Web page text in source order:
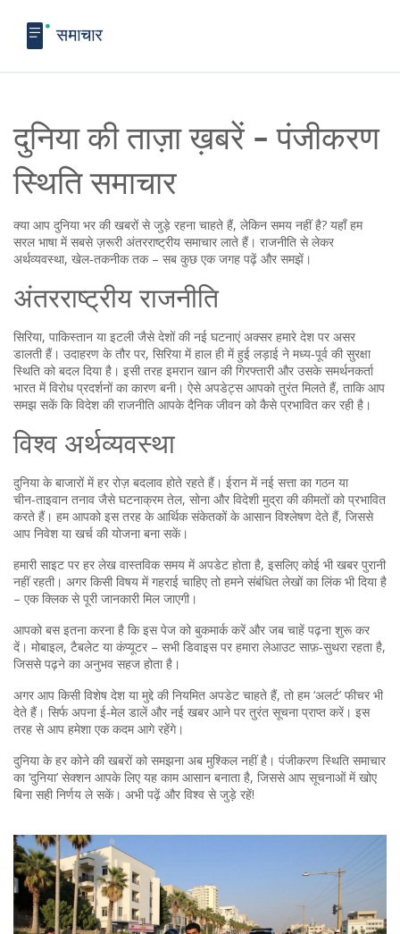
दुनिया की ताज़ा ख़बरें - पंजीकरण
स्थिति समाचार
क्या आप दुनिया भर की खबरों से जुड़े रहना चाहते हैं, लेकिन समय नहीं है? यहाँ हम
सरल भाषा में सबसे ज़रूरी अंतरराष्ट्रीय समाचार लाते हैं। राजनीति से लेकर
अर्थव्यवस्था, खेल‑तकनीक तक – सब कुछ एक जगह पढ़ें और समझें।
अंतरराष्ट्रीय राजनीति
सिरिया, पाकिस्तान या इटली जैसे देशों की नई घटनाएं अक्सर हमारे देश पर असर
डालती हैं। उदाहरण के तौर पर, सिरिया में हाल ही में हुई लड़ाई ने मध्य‑पूर्व की सुरक्षा
स्थिति को बदल दिया है। इसी तरह इमरान खान की गिरफ्तारी और उसके समर्थनकर्ता
भारत में विरोध प्रदर्शनों का कारण बनी। ऐसे अपडेट्स आपको तुरंत मिलते हैं, ताकि आप
समझ सकें कि विदेश की राजनीति आपके दैनिक जीवन को कैसे प्रभावित कर रही है।
विश्व अर्थव्यवस्था
दुनिया के बाजारों में हर रोज़ बदलाव होते रहते हैं। ईरान में नई सत्ता का गठन या
चीन‑ताइवान तनाव जैसे घटनाक्रम तेल, सोना और विदेशी मुद्रा की कीमतों को प्रभावित
करते हैं। हम आपको इस तरह के आर्थिक संकेतकों के आसान विश्लेषण देते हैं, जिससे
आप निवेश या खर्च की योजना बना सकें।
हमारी साइट पर हर लेख वास्तविक समय में अपडेट होता है, इसलिए कोई भी खबर पुरानी
नहीं रहती। अगर किसी विषय में गहराई चाहिए तो हमने संबंधित लेखों का लिंक भी दिया है
– एक क्लिक से पूरी जानकारी मिल जाएगी।
आपको बस इतना करना है कि इस पेज को बुकमार्क करें और जब चाहें पढ़ना शुरू कर
दें। मोबाइल, टैबलेट या कंप्यूटर – सभी डिवाइस पर हमारा लेआउट साफ़‑सुथरा रहता है,
जिससे पढ़ने का अनुभव सहज होता है।
अगर आप किसी विशेष देश या मुद्दे की नियमित अपडेट चाहते हैं, तो हम ‘अलर्ट’ फीचर भी
देते हैं। सिर्फ अपना ई‑मेल डालें और नई खबर आने पर तुरंत सूचना प्राप्त करें। इस
तरह से आप हमेशा एक कदम आगे रहेंगे।
दुनिया के हर कोने की खबरों को समझना अब मुश्किल नहीं है। पंजीकरण स्थिति समाचार
का ‘दुनिया’ सेक्शन आपके लिए यह काम आसान बनाता है, जिससे आप सूचनाओं में खोए
बिना सही निर्णय ले सकें। अभी पढ़ें और विश्व से जुड़े रहें!